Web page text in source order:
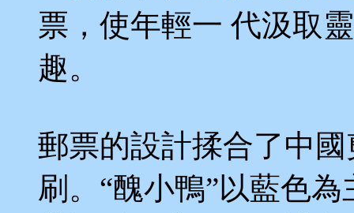
票，使年輕一 代汲取
趣。
郵票的設計揉合了中
刷。“醜小鴨”以藍色